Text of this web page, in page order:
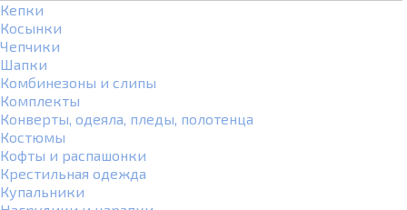
Кепки
Косынки
Чепчики
Шапки
Комбинезоны и слипы
Комплекты
Конверты, одеяла, пледы, полотенца
Костюмы
Кофты и распашонки
Крестильная одежда
Купальники